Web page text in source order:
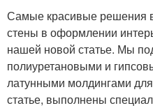
Самые красивые решения
стены в оформлении
нашей новой статье. Мы
полиуретановыми и
латунными молдингами
статье, выполнены